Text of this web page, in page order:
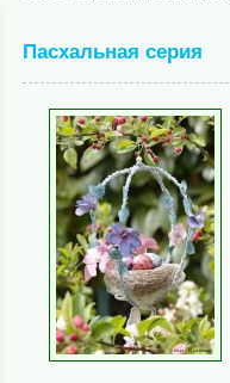
Пасхальная серия